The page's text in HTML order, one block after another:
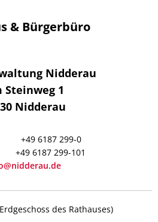
& Bürgerbüro
Nidderau
Steinweg 1
Nidderau
+49 6187 299-0
+49 6187 299-101
des Rathauses)